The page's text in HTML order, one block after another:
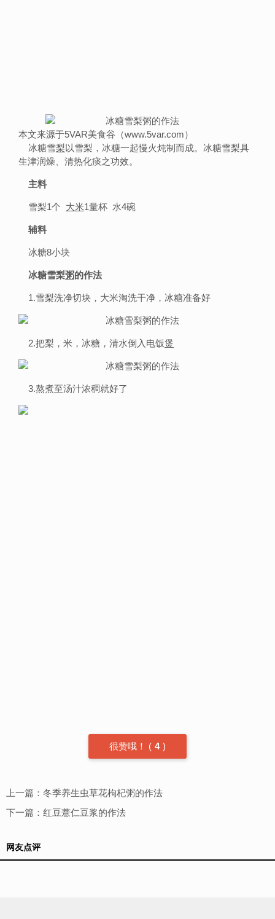
本文来源于5VAR美食谷（www.5var.com）
冰糖雪梨以雪梨，冰糖一起慢火炖制而成。冰糖雪梨具
生津润燥、清热化痰之功效。
主料
雪梨1个 大米1量杯 水4碗
辅料
冰糖8小块
冰糖雪梨粥的作法
1.雪梨洗净切块，大米淘洗干净，冰糖准备好
2.把梨，米，冰糖，清水倒入电饭煲
3.熬煮至汤汁浓稠就好了
很赞哦！ ( 4 )
上一篇： 冬季养生虫草花枸杞粥的作法
下一篇： 红豆薏仁豆浆的作法
网友点评